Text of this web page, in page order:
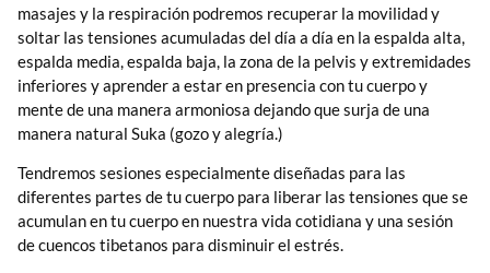
masajes y la respiración podremos recuperar la movilidad y
soltar las tensiones acumuladas del día a día en la espalda alta,
espalda media, espalda baja, la zona de la pelvis y extremidades
inferiores y aprender a estar en presencia con tu cuerpo y
mente de una manera armoniosa dejando que surja de una
manera natural Suka (gozo y alegría.)
Tendremos sesiones especialmente diseñadas para las
diferentes partes de tu cuerpo para liberar las tensiones que se
acumulan en tu cuerpo en nuestra vida cotidiana y una sesión
de cuencos tibetanos para disminuir el estrés.